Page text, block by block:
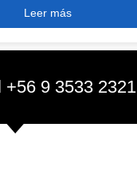
Leer más
9 3533 2321